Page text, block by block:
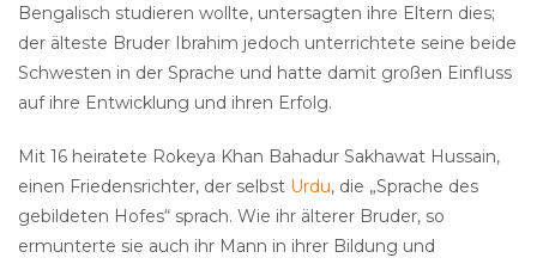
Bengalisch studieren wollte, untersagten ihre Eltern dies;
der älteste Bruder Ibrahim jedoch unterrichtete seine beide
Schwesten in der Sprache und hatte damit großen Einfluss
auf ihre Entwicklung und ihren Erfolg.
Mit 16 heiratete Rokeya Khan Bahadur Sakhawat Hussain,
einen Friedensrichter, der selbst Urdu, die „Sprache des
gebildeten Hofes“ sprach. Wie ihr älterer Bruder, so
ermunterte sie auch ihr Mann in ihrer Bildung und